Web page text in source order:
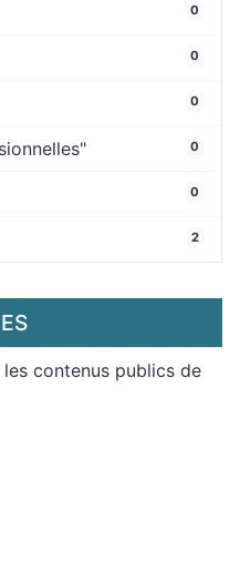
0
0
0
0
0
2
contenus publics de